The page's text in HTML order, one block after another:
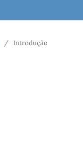
/ Introdução